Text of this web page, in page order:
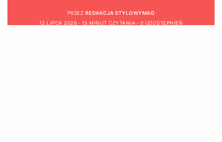
PRZEZ REDAKCJA STYLOWYMAG
12 LIPCA 2026
15 MINUT CZYTANIA 0 UDOSTĘPNIEŃ